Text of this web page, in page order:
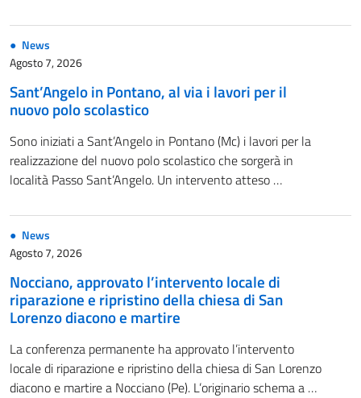
News
Agosto 7, 2026
Sant’Angelo in Pontano, al via i lavori per il
nuovo polo scolastico
Sono iniziati a Sant’Angelo in Pontano (Mc) i lavori per la
realizzazione del nuovo polo scolastico che sorgerà in
località Passo Sant’Angelo. Un intervento atteso …
News
Agosto 7, 2026
Nocciano, approvato l’intervento locale di
riparazione e ripristino della chiesa di San
Lorenzo diacono e martire
La conferenza permanente ha approvato l’intervento
locale di riparazione e ripristino della chiesa di San Lorenzo
diacono e martire a Nocciano (Pe). L’originario schema a …